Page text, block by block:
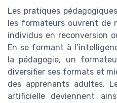
Les pratiques
les formateurs ouvrent de
individus en reconversion
En se formant à
la pédagogie, un
diversifier ses formats et
des apprenants adultes.
artificielle deviennent